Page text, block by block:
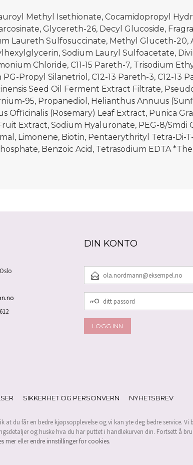
Methyl Isethionate, Cocamidopropyl
Glycereth-26, Decyl Glucoside,
Laureth Sulfosuccinate, Methyl Gluceth-
Sodium Lauryl Sulfoacetate,
Chloride, C11-15 Pareth-7, Trisodium
Propyl Silanetriol, C12-13 Pareth-3, C12-
Seed Oil Ferment Extract Filtrate,
95, Propanediol, Helianthus Annuus
Officinalis (Rosemary) Leaf Extract, Punica
Extract, Sodium Hyaluronate, PEG-8/
Limonene, Biotin, Pentaerythrityl Tetra-
Benzoic Acid, Tetrasodium EDTA
DIN KONTO
POSTADRESSE
PASSORD
SIKKERHET OG PERSONVERN NYHETSBREV
at du får en bedre kjøpsopplevelse og vi kan yte deg bedre service. Vi
og huske hva du har puttet i handlekurven din. Fortsett å
merellerendre innstillinger for cookies.